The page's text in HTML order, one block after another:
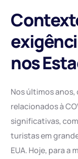
nos
Nos últimos
relacionados à
significativas,
turistas em
EUA. Hoje, para a